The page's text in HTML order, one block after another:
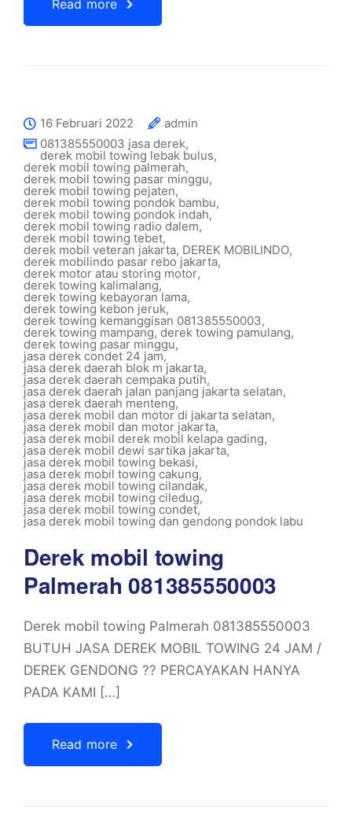
Read more
16 Februari 2022
admin
081385550003 jasa derek,
derek mobil towing lebak bulus,
derek mobil towing palmerah,
derek mobil towing pasar minggu,
derek mobil towing pejaten,
derek mobil towing pondok bambu,
derek mobil towing pondok indah,
derek mobil towing radio dalem,
derek mobil towing tebet,
derek mobil veteran jakarta, DEREK MOBILINDO,
derek mobilindo pasar rebo jakarta,
derek motor atau storing motor,
derek towing kalimalang,
derek towing kebayoran lama,
derek towing kebon jeruk,
derek towing kemanggisan 081385550003,
derek towing mampang, derek towing pamulang,
derek towing pasar minggu,
jasa derek condet 24 jam,
jasa derek daerah blok m jakarta,
jasa derek daerah cempaka putih,
jasa derek daerah jalan panjang jakarta selatan,
jasa derek daerah menteng,
jasa derek mobil dan motor di jakarta selatan,
jasa derek mobil dan motor jakarta,
jasa derek mobil derek mobil kelapa gading,
jasa derek mobil dewi sartika jakarta,
jasa derek mobil towing bekasi,
jasa derek mobil towing cakung,
jasa derek mobil towing cilandak,
jasa derek mobil towing ciledug,
jasa derek mobil towing condet,
jasa derek mobil towing dan gendong pondok labu
Derek mobil towing
Palmerah 081385550003
Derek mobil towing Palmerah 081385550003
BUTUH JASA DEREK MOBIL TOWING 24 JAM /
DEREK GENDONG ?? PERCAYAKAN HANYA
PADA KAMI […]
Read more